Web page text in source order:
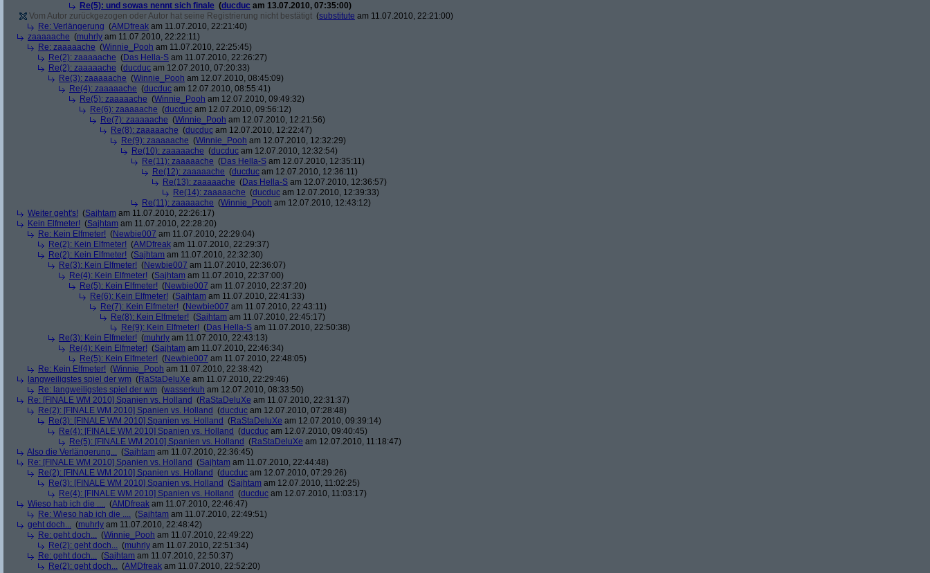
Re(5): und sowas nennt sich finale (ducduc am 13.07.2010, 07:35:00)
Vom Autor zurückgezogen oder Autor hat seine Registrierung nicht bestätigt (substitute am 11.07.2010, 22:21:00)
Re: Verlängerung (AMDfreak am 11.07.2010, 22:21:40)
zaaaaache (muhrly am 11.07.2010, 22:22:11)
Re: zaaaaache (Winnie_Pooh am 11.07.2010, 22:25:45)
Re(2): zaaaaache (Das Hella-S am 11.07.2010, 22:26:27)
Re(2): zaaaaache (ducduc am 12.07.2010, 07:20:33)
Re(3): zaaaaache (Winnie_Pooh am 12.07.2010, 08:45:09)
Re(4): zaaaaache (ducduc am 12.07.2010, 08:55:41)
Re(5): zaaaaache (Winnie_Pooh am 12.07.2010, 09:49:32)
Re(6): zaaaaache (ducduc am 12.07.2010, 09:56:12)
Re(7): zaaaaache (Winnie_Pooh am 12.07.2010, 12:21:56)
Re(8): zaaaaache (ducduc am 12.07.2010, 12:22:47)
Re(9): zaaaaache (Winnie_Pooh am 12.07.2010, 12:32:29)
Re(10): zaaaaache (ducduc am 12.07.2010, 12:32:54)
Re(11): zaaaaache (Das Hella-S am 12.07.2010, 12:35:11)
Re(12): zaaaaache (ducduc am 12.07.2010, 12:36:11)
Re(13): zaaaaache (Das Hella-S am 12.07.2010, 12:36:57)
Re(14): zaaaaache (ducduc am 12.07.2010, 12:39:33)
Re(11): zaaaaache (Winnie_Pooh am 12.07.2010, 12:43:12)
Weiter geht's! (Sajhtam am 11.07.2010, 22:26:17)
Kein Elfmeter! (Sajhtam am 11.07.2010, 22:28:20)
Re: Kein Elfmeter! (Newbie007 am 11.07.2010, 22:29:04)
Re(2): Kein Elfmeter! (AMDfreak am 11.07.2010, 22:29:37)
Re(2): Kein Elfmeter! (Sajhtam am 11.07.2010, 22:32:30)
Re(3): Kein Elfmeter! (Newbie007 am 11.07.2010, 22:36:07)
Re(4): Kein Elfmeter! (Sajhtam am 11.07.2010, 22:37:00)
Re(5): Kein Elfmeter! (Newbie007 am 11.07.2010, 22:37:20)
Re(6): Kein Elfmeter! (Sajhtam am 11.07.2010, 22:41:33)
Re(7): Kein Elfmeter! (Newbie007 am 11.07.2010, 22:43:11)
Re(8): Kein Elfmeter! (Sajhtam am 11.07.2010, 22:45:17)
Re(9): Kein Elfmeter! (Das Hella-S am 11.07.2010, 22:50:38)
Re(3): Kein Elfmeter! (muhrly am 11.07.2010, 22:43:13)
Re(4): Kein Elfmeter! (Sajhtam am 11.07.2010, 22:46:34)
Re(5): Kein Elfmeter! (Newbie007 am 11.07.2010, 22:48:05)
Re: Kein Elfmeter! (Winnie_Pooh am 11.07.2010, 22:38:42)
langweiligstes spiel der wm (RaStaDeluXe am 11.07.2010, 22:29:46)
Re: langweiligstes spiel der wm (wasserkuh am 12.07.2010, 08:33:50)
Re: [FINALE WM 2010] Spanien vs. Holland (RaStaDeluXe am 11.07.2010, 22:31:37)
Re(2): [FINALE WM 2010] Spanien vs. Holland (ducduc am 12.07.2010, 07:28:48)
Re(3): [FINALE WM 2010] Spanien vs. Holland (RaStaDeluXe am 12.07.2010, 09:39:14)
Re(4): [FINALE WM 2010] Spanien vs. Holland (ducduc am 12.07.2010, 09:40:45)
Re(5): [FINALE WM 2010] Spanien vs. Holland (RaStaDeluXe am 12.07.2010, 11:18:47)
Also die Verlängerung... (Sajhtam am 11.07.2010, 22:36:45)
Re: [FINALE WM 2010] Spanien vs. Holland (Sajhtam am 11.07.2010, 22:44:48)
Re(2): [FINALE WM 2010] Spanien vs. Holland (ducduc am 12.07.2010, 07:29:26)
Re(3): [FINALE WM 2010] Spanien vs. Holland (Sajhtam am 12.07.2010, 11:02:25)
Re(4): [FINALE WM 2010] Spanien vs. Holland (ducduc am 12.07.2010, 11:03:17)
Wieso hab ich die .... (AMDfreak am 11.07.2010, 22:46:47)
Re: Wieso hab ich die .... (Sajhtam am 11.07.2010, 22:49:51)
geht doch... (muhrly am 11.07.2010, 22:48:42)
Re: geht doch... (Winnie_Pooh am 11.07.2010, 22:49:22)
Re(2): geht doch... (muhrly am 11.07.2010, 22:51:34)
Re: geht doch... (Sajhtam am 11.07.2010, 22:50:37)
Re(2): geht doch... (AMDfreak am 11.07.2010, 22:52:20)